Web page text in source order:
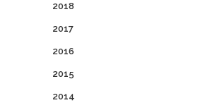
2018
2017
2016
2015
2014